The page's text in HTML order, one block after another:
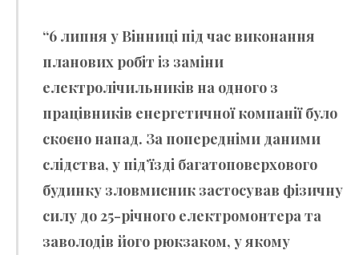
“6 липня у Вінниці під час виконання
планових робіт із заміни
електролічильників на одного з
працівників енергетичної компанії було
скоєно напад. За попередніми даними
слідства, у під’їзді багатоповерхового
будинку зловмисник застосував фізичну
силу до 25-річного електромонтера та
заволодів його рюкзаком, у якому